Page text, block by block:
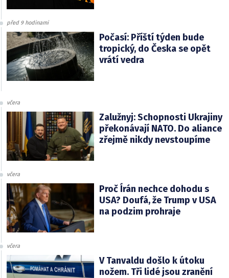
před 9 hodinami
Počasí: Příští týden bude
tropický, do Česka se opět
vrátí vedra
včera
Zalužnyj: Schopnosti Ukrajiny
překonávají NATO. Do aliance
zřejmě nikdy nevstoupíme
včera
Proč Írán nechce dohodu s
USA? Doufá, že Trump v USA
na podzim prohraje
včera
V Tanvaldu došlo k útoku
nožem. Tři lidé jsou zranění